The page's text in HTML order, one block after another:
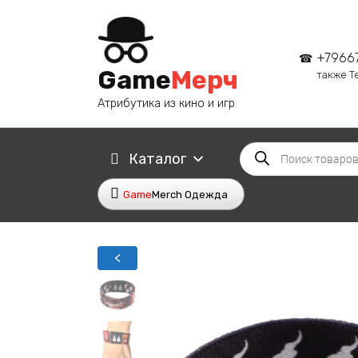
GameМерч
Атрибутика из кино и игр
также
Каталог
Поиск
товаров
GameMerch Одежда
<